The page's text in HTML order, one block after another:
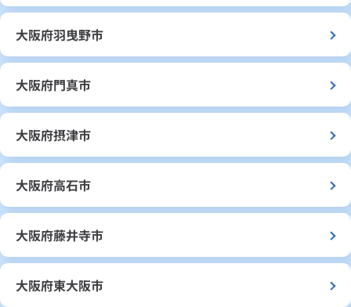
大阪府羽曳野市
大阪府門真市
大阪府摂津市
大阪府高石市
大阪府藤井寺市
大阪府東大阪市